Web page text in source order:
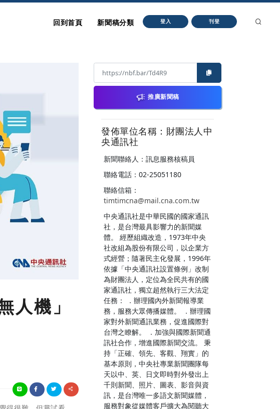
回到首頁 新聞稿分類 登入 刊登
機」
推廣新聞稿
發佈單位名稱：財團法人中
央通訊社
新聞聯絡人：訊息服務核稿員
聯絡電話：02-25051180
聯絡信箱：
timtimcna@mail.cna.com.tw
中央通訊社是中華民國的國家通訊
社，是台灣最具影響力的新聞媒
體。 經歷組織改造，1973年中央
社改組為股份有限公司，以企業方
式經營；隨著民主化發展，1996年
依據「中央通訊社設置條例」改制
為財團法人，定位為全民共有的國
家通訊社，獨立超然執行三大法定
任務： ．辦理國內外新聞報導業
務，服務大眾傳播媒體。 ．辦理國
家對外新聞通訊業務，促進國際對
台灣之瞭解。 ．加強與國際新聞通
訊社合作，增進國際新聞交流。 秉
持「正確、領先、客觀、翔實」的
基本原則，中央社專業新聞團隊每
天以中、英、日文即時對外發出上
千則新聞、照片、圖表、影音與資
訊，是台灣唯一多語文新聞媒體，
服務對象從媒體客戶擴大為閱聽大